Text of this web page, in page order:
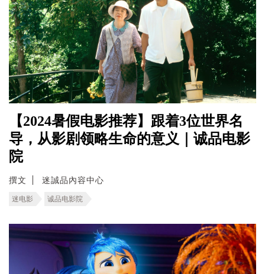
【2024暑假电影推荐】跟着3位世界名
导，从影剧领略生命的意义｜诚品电影
院
撰文 迷誠品內容中心
迷电影 诚品电影院